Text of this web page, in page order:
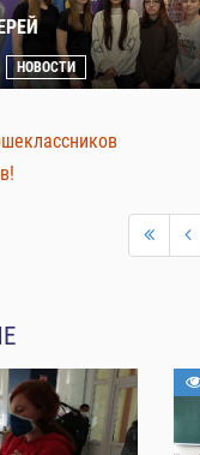
НОВОСТИ